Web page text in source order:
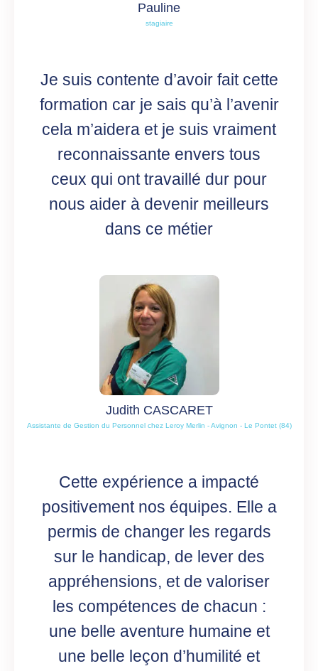
Pauline
stagiaire
Je suis contente d’avoir fait cette
formation car je sais qu’à l’avenir
cela m’aidera et je suis vraiment
reconnaissante envers tous
ceux qui ont travaillé dur pour
nous aider à devenir meilleurs
dans ce métier
Judith CASCARET
Assistante de Gestion du Personnel chez Leroy Merlin - Avignon - Le Pontet (84)
Cette expérience a impacté
positivement nos équipes. Elle a
permis de changer les regards
sur le handicap, de lever des
appréhensions, et de valoriser
les compétences de chacun :
une belle aventure humaine et
une belle leçon d’humilité et